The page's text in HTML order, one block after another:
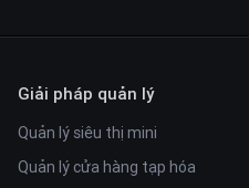
Giải pháp quản lý
Quản lý siêu thị mini
Quản lý cửa hàng tạp hóa